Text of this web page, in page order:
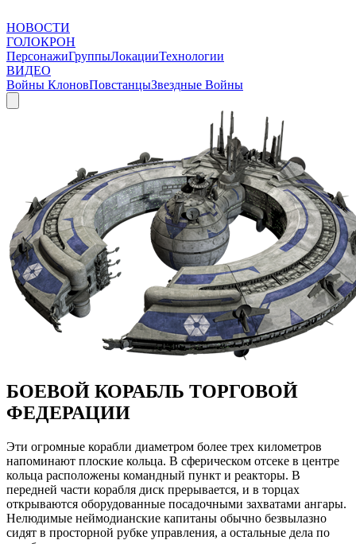
НОВОСТИ
ГОЛОКРОН
ПерсонажиГруппыЛокацииТехнологии
ВИДЕО
Войны КлоновПовстанцыЗвездные Войны
БОЕВОЙ КОРАБЛЬ ТОРГОВОЙ
ФЕДЕРАЦИИ
Эти огромные корабли диаметром более трех километров
напоминают плоские кольца. В сферическом отсеке в центре
кольца расположены командный пункт и реакторы. В
передней части корабля диск прерывается, и в торцах
открываются оборудованные посадочными захватами ангары.
Нелюдимые неймодианские капитаны обычно безвылазно
сидят в просторной рубке управления, а остальные дела по